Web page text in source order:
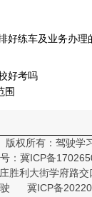
好练车及业务办理
好考吗
围
版权所有：驾驶学
： 冀ICP备
胜利大街学府路
冀ICP备